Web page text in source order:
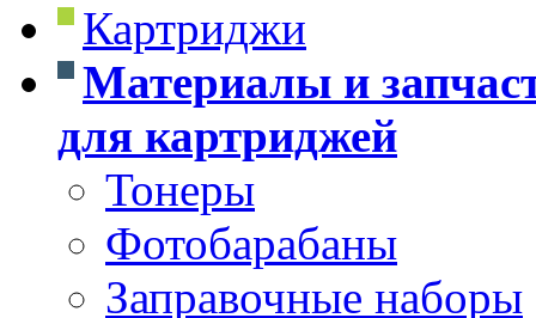
Картриджи
Материалы и
для картриджей
Тонеры
Фотобарабаны
Заправочные наборы